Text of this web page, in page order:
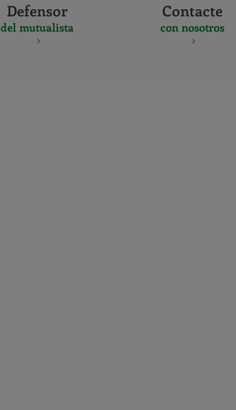
Defensor
del mutualista
Contacte
con nosotros